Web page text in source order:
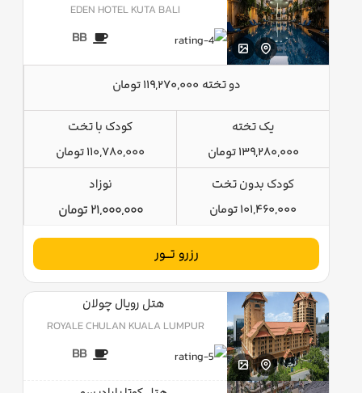
EDEN HOTEL KUTA BALI
BB
دو تخته 119,270,000 تومان
یک تخته
139,280,000 تومان
کودک با تخت
110,780,000 تومان
کودک بدون تخت
101,460,000 تومان
نوزاد
21,000,000 تومان
رزرو تــور
هتل رویال چولان
ROYALE CHULAN KUALA LUMPUR
BB